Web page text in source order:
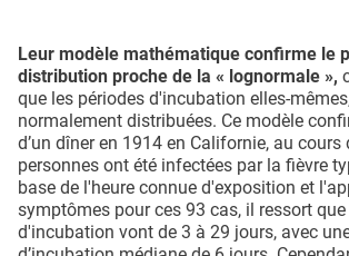
Leur modèle mathématique confirme le
distribution proche de la « lognormale »,
que les périodes d'incubation elles-
normalement distribuées. Ce modèle
d’un dîner en 1914 en Californie, au cours
personnes ont été infectées par la fièvre
base de l'heure connue d'exposition et
symptômes pour ces 93 cas, il ressort
d'incubation vont de 3 à 29 jours, avec